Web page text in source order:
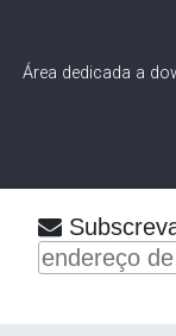
Área dedicada a